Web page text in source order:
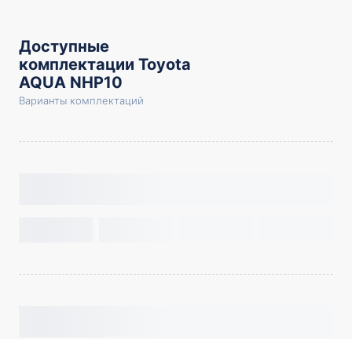
Доступные
комплектации Toyota
AQUA NHP10
Варианты комплектаций